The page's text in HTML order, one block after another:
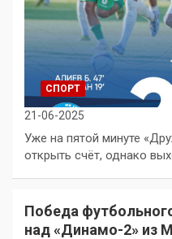
СПОРТ
21-06-2025
Уже на пятой минуте
открыть счёт, однако
Победа
над «Динамо-2» из